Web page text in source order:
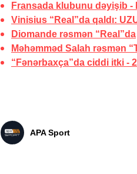
Fransada klubunu dəyişib -
Vinisius “Real”da qaldı:
Diomande rəsmən “Real”da
Məhəmməd Salah rəsmən
“Fənərbaxça”da ciddi itki -
APA Sport